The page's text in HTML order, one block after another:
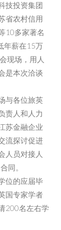
技投资集团
省农村信用
10多家著名
年薪在15万
现场，用人
是本次洽谈
与各位旅英
责人和人力
苏金融企业
流探讨促进
人员对接人
同。
位的应届毕
国专家学者
200名左右学